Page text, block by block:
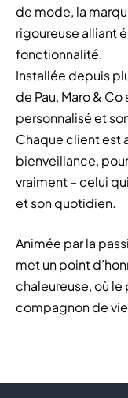
de mode, la
rigoureuse alliant
fonctionnalité.
Installée depuis
de Pau, Maro &
personnalisé et
Chaque client est
bienveillance,
vraiment – celui
et son quotidien.
Animée par la
met un point
chaleureuse, où
compagnon de